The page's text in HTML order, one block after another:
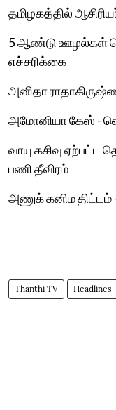
தமிழகத்தில்
5 ஆண்டு ஊழல்கள்
எச்சரிக்கை
அனிதா
அமோனியா கேஸ் -
வாயு கசிவு
பணி தீவிரம்
அணுக் கனிம திட்டம்
Thanthi TV Headlines